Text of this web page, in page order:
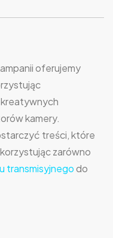
oferujemy
kamery.
treści, które
zarówno
transmisyjnegodo